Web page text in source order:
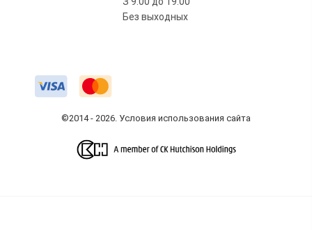
Без выходных
©2014 - 2026. Условия использования сайта